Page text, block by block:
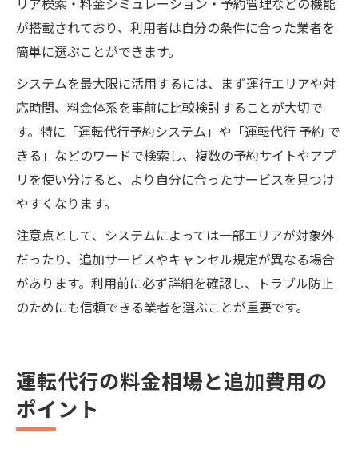
が搭載されており、利用者は自分の条件に合った業者を
簡単に選ぶことができます。
システムを最大限に活用するには、まず運行エリアや対
応時間、料金体系を事前に比較検討することが大切で
す。特に「運転代行予約システム」や「運転代行 予約 で
きる」などのワードで検索し、複数の予約サイトやアプ
リを使い分けると、より自分に合ったサービスを見つけ
やすくなります。
注意点として、システムによっては一部エリアが対象外
だったり、追加サービスやキャンセル規定が異なる場合
があります。利用前に必ず詳細を確認し、トラブル防止
のためにも信頼できる業者を選ぶことが重要です。
運転代行の料金相場と追加費用の
ポイント